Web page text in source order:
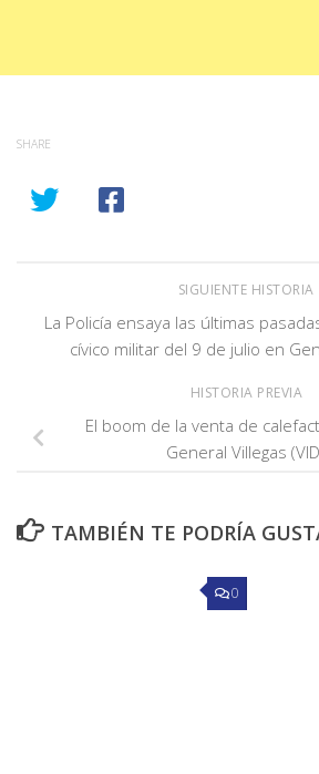
SHARE
SIGUIENTE HISTORIA
La Policía ensaya las últimas
cívico militar del 9 de julio en
HISTORIA PREVIA
El boom de la venta de
General Villegas
TAMBIÉN TE PODRÍA
0